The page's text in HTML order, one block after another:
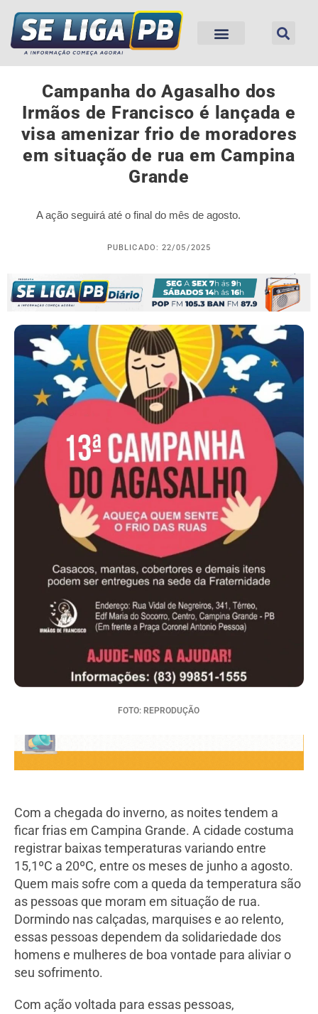
Campanha do Agasalho dos
Irmãos de Francisco é lançada e
visa amenizar frio de moradores
em situação de rua em Campina
Grande
A ação seguirá até o final do mês de agosto.
PUBLICADO: 22/05/2025
FOTO: REPRODUÇÃO
Com a chegada do inverno, as noites tendem a
ficar frias em Campina Grande. A cidade costuma
registrar baixas temperaturas variando entre
15,1ºC a 20ºC, entre os meses de junho a agosto.
Quem mais sofre com a queda da temperatura são
as pessoas que moram em situação de rua.
Dormindo nas calçadas, marquises e ao relento,
essas pessoas dependem da solidariedade dos
homens e mulheres de boa vontade para aliviar o
seu sofrimento.
Com ação voltada para essas pessoas,